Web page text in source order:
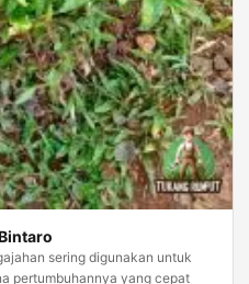
sering digunakan untuk
pertumbuhannya yang cepat